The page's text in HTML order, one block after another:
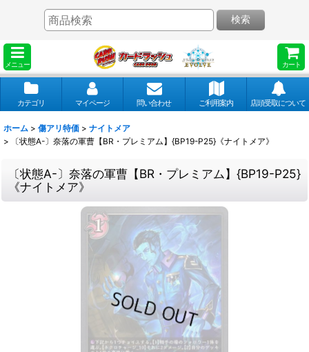
メニュー カート
検索
カテゴリ マイページ 問い合わせ ご利用案内 店頭受取について
ホーム > 傷アリ特価 > ナイトメア
>
〔状態A-〕奈落の軍曹【BR・プレミアム】{BP19-P25}《ナイトメア》
〔状態A-〕奈落の軍曹【BR・プレミアム】{BP19-P25}
《ナイトメア》